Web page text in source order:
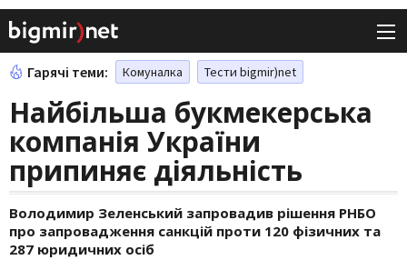
Гарячі теми: Комуналка Тести bigmir)net
Найбільша букмекерська
компанія України
припиняє діяльність
Володимир Зеленський запровадив рішення РНБО
про запровадження санкцій проти 120 фізичних та
287 юридичних осіб